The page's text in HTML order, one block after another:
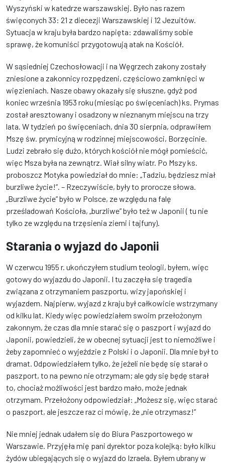
Wyszyński w katedrze warszawskiej. Było nas razem
święconych 33: 21 z diecezji Warszawskiej i 12 Jezuitów.
Sytuacja w kraju była bardzo napięta: zdawaliśmy sobie
sprawę, że komuniści przygotowują atak na Kościół.
W sąsiedniej Czechosłowacji i na Węgrzech zakony zostały
zniesione a zakonnicy rozpędzeni, częściowo zamknięci w
więzieniach. Nasze obawy okazały się słuszne, gdyż pod
koniec września 1953 roku (miesiąc po święceniach) ks. Prymas
został aresztowany i osadzony w nieznanym miejscu na trzy
lata. W tydzień po święceniach, dnia 30 sierpnia, odprawiłem
Mszę św. prymicyjną w rodzinnej miejscowości, Borzęcinie.
Ludzi zebrało się dużo, których kościół nie mógł pomieścić,
więc Msza była na zewnątrz. Wiał silny wiatr. Po Mszy ks.
proboszcz Motyka powiedział do mnie: „Tadziu, będziesz miał
burzliwe życie!”. – Rzeczywiście, były to prorocze słowa.
„Burzliwe życie” było w Polsce, ze względu na falę
prześladowań Kościoła, „burzliwe” było też w Japonii ( tu nie
tylko ze względu na trzęsienia ziemi i tajfuny).
Starania o wyjazd do Japonii
W czerwcu 1955 r. ukończyłem studium teologii, byłem, więc
gotowy do wyjazdu do Japonii. I tu zaczęła się tragedia
związana z otrzymaniem paszportu, wizy japońskiej i
wyjazdem. Najpierw, wyjazd z kraju był całkowicie wstrzymany
od kilku lat. Kiedy więc powiedziałem swoim przełożonym
zakonnym, że czas dla mnie starać się o paszport i wyjazd do
Japonii, powiedzieli, że w obecnej sytuacji jest to niemożliwe i
żeby zapomnieć o wyjeździe z Polski i o Japonii. Dla mnie był to
dramat. Odpowiedziałem tylko, że jeżeli nie będę się starał o
paszport, to na pewno nie otrzymam; ale gdy się będę starał
to, chociaż możliwości jest bardzo mało, może jednak
otrzymam. Przełożony odpowiedział: „Możesz się, więc starać
o paszport, ale jeszcze raz ci mówię, że „nie otrzymasz!”
Nie mniej jednak udałem się do Biura Paszportowego w
Warszawie. Przyjęła mię pani dyrektor poza kolejką: było kilku
żydów ubiegających się o wyjazd do Izraela. Byłem ubrany w